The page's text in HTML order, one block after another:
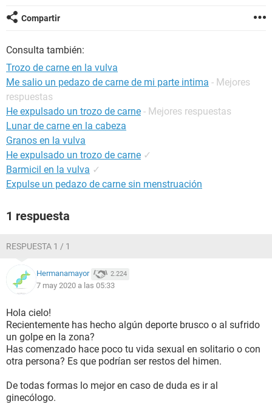
Compartir
Consulta también:
Trozo de carne en la vulva
Me salio un pedazo de carne de mi parte intima - Mejores
respuestas
He expulsado un trozo de carne - Mejores respuestas
Lunar de carne en la cabeza
Granos en la vulva
He expulsado un trozo de carne ✓
Barmicil en la vulva ✓
Expulse un pedazo de carne sin menstruación
1 respuesta
RESPUESTA 1 / 1
Hermanamayor 2.224
7 may 2020 a las 05:33
Hola cielo!
Recientemente has hecho algún deporte brusco o al sufrido
un golpe en la zona?
Has comenzado hace poco tu vida sexual en solitario o con
otra persona? Es que podrían ser restos del himen.
De todas formas lo mejor en caso de duda es ir al
ginecólogo.